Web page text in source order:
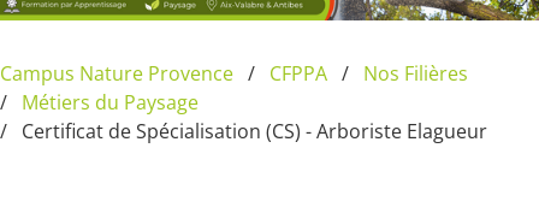
Campus Nature Provence CFPPA
Nos Filières
Métiers du Paysage
Certificat de Spécialisation (CS) - Arboriste Elagueur